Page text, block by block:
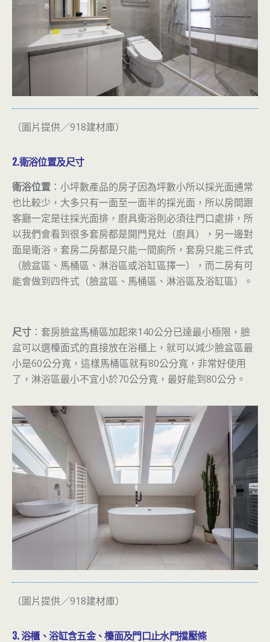
（圖片提供／918建材庫）
2.衛浴位置及尺寸
衛浴位置 ：小坪數產品的房子因為坪數小所以採光面通常
也比較少，大多只有一面至一面半的採光面，所以房間跟
客廳一定是往採光面排，廚具衛浴則必須往門口處排，所
以我們會看到很多套房都是開門見灶（廚具），另一邊對
面是衛浴。套房二房都是只能一間廁所，套房只能三件式
（臉盆區、馬桶區、淋浴區或浴缸區擇一），而二房有可
能會做到四件式（臉盆區、馬桶區、淋浴區及浴缸區）。
尺寸 ：套房臉盆馬桶區加起來140公分已達最小極限，臉
盆可以選檯面式的直接放在浴櫃上，就可以減少臉盆區最
小是60公分寬，這樣馬桶區就有80公分寬，非常好使用
了，淋浴區最小不宜小於70公分寬，最好能到80公分。
（圖片提供／918建材庫）
3. 浴櫃、浴缸含五金、檯面及門口止水門擋壓條